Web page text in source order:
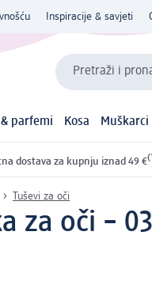
Inspiracije & savjeti
Pretraži i
parfemi Kosa Muškarci
dostava za kupnju iznad 49 €
Tuševi za oči
za oči –